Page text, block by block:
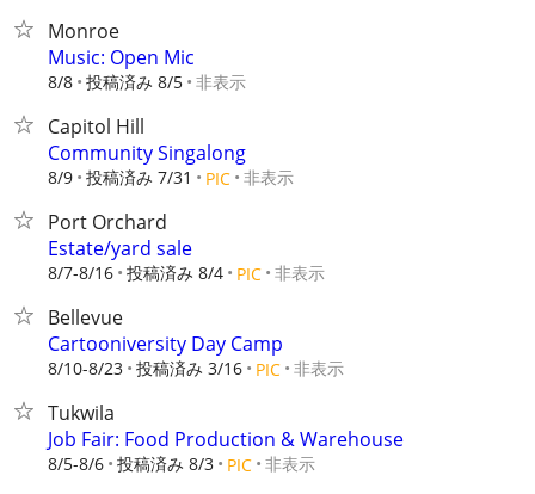
Monroe
Music: Open Mic
8/8 投稿済み 8/5 非表示
Capitol Hill
Community Singalong
8/9 投稿済み 7/31 PIC 非表示
Port Orchard
Estate/yard sale
8/7-8/16 投稿済み 8/4 PIC 非表示
Bellevue
Cartooniversity Day Camp
8/10-8/23 投稿済み 3/16 PIC 非表示
Tukwila
Job Fair: Food Production & Warehouse
8/5-8/6 投稿済み 8/3 PIC 非表示